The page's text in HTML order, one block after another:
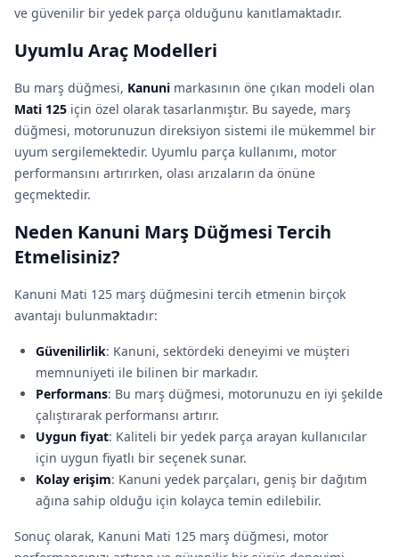
ve güvenilir bir yedek parça olduğunu kanıtlamaktadır.
Uyumlu Araç Modelleri
Bu marş düğmesi, Kanuni markasının öne çıkan modeli olan
Mati 125 için özel olarak tasarlanmıştır. Bu sayede, marş
düğmesi, motorunuzun direksiyon sistemi ile mükemmel bir
uyum sergilemektedir. Uyumlu parça kullanımı, motor
performansını artırırken, olası arızaların da önüne
geçmektedir.
Neden Kanuni Marş Düğmesi Tercih
Etmelisiniz?
Kanuni Mati 125 marş düğmesini tercih etmenin birçok
avantajı bulunmaktadır:
Güvenilirlik: Kanuni, sektördeki deneyimi ve müşteri
memnuniyeti ile bilinen bir markadır.
Performans: Bu marş düğmesi, motorunuzu en iyi şekilde
çalıştırarak performansı artırır.
Uygun fiyat: Kaliteli bir yedek parça arayan kullanıcılar
için uygun fiyatlı bir seçenek sunar.
Kolay erişim: Kanuni yedek parçaları, geniş bir dağıtım
ağına sahip olduğu için kolayca temin edilebilir.
Sonuç olarak, Kanuni Mati 125 marş düğmesi, motor